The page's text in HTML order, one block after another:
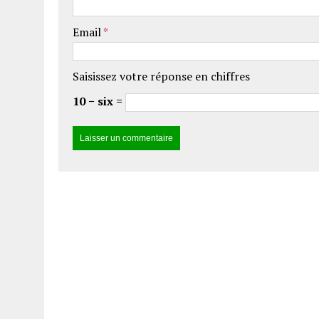
Email*
Saisissez votre réponse en chiffres
10 − six =